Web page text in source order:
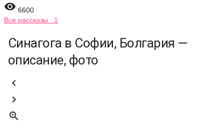
 6600
Все рассказы 1
Синагога в Софии, Болгария —
описание, фото


